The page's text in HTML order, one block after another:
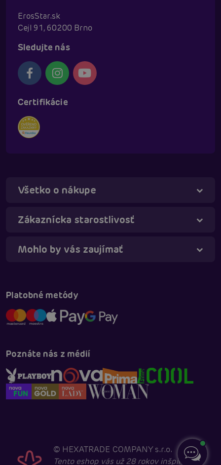
ErosStar.sk
Cejl 91, 60200 Brno
Sledujte nás
Certifikácie
Všetko o nákupe
Zákaznícka starostlivosť
Mohlo by vás zaujímať
Platobné metódy
Poznáte nás z médií
© HEXATRADE COMPANY s.r.o.
Tento eshop vás už 28 rokov inšpiruje k
Táňa - virtuálna asistentka